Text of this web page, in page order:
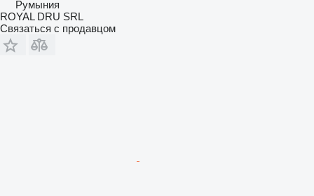
Румыния
ROYAL DRU SRL
Связаться с продавцом